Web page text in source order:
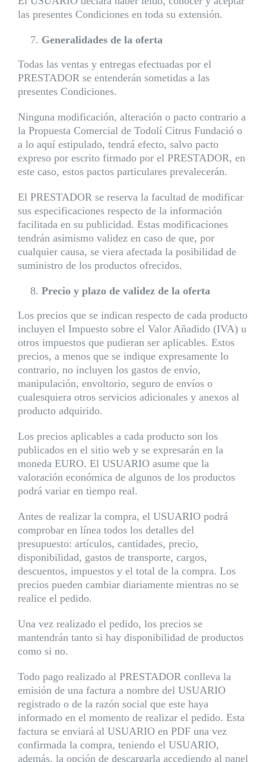
las presentes Condiciones en toda su extensión.
Generalidades de la oferta
Todas las ventas y entregas efectuadas por el
PRESTADOR se entenderán sometidas a las
presentes Condiciones.
Ninguna modificación, alteración o pacto contrario a
la Propuesta Comercial de Todolí Citrus Fundació o
a lo aquí estipulado, tendrá efecto, salvo pacto
expreso por escrito firmado por el PRESTADOR, en
este caso, estos pactos particulares prevalecerán.
El PRESTADOR se reserva la facultad de modificar
sus especificaciones respecto de la información
facilitada en su publicidad. Estas modificaciones
tendrán asimismo validez en caso de que, por
cualquier causa, se viera afectada la posibilidad de
suministro de los productos ofrecidos.
Precio y plazo de validez de la oferta
Los precios que se indican respecto de cada producto
incluyen el Impuesto sobre el Valor Añadido (IVA) u
otros impuestos que pudieran ser aplicables. Estos
precios, a menos que se indique expresamente lo
contrario, no incluyen los gastos de envío,
manipulación, envoltorio, seguro de envíos o
cualesquiera otros servicios adicionales y anexos al
producto adquirido.
Los precios aplicables a cada producto son los
publicados en el sitio web y se expresarán en la
moneda EURO. El USUARIO asume que la
valoración económica de algunos de los productos
podrá variar en tiempo real.
Antes de realizar la compra, el USUARIO podrá
comprobar en línea todos los detalles del
presupuesto: artículos, cantidades, precio,
disponibilidad, gastos de transporte, cargos,
descuentos, impuestos y el total de la compra. Los
precios pueden cambiar diariamente mientras no se
realice el pedido.
Una vez realizado el pedido, los precios se
mantendrán tanto si hay disponibilidad de productos
como si no.
Todo pago realizado al PRESTADOR conlleva la
emisión de una factura a nombre del USUARIO
registrado o de la razón social que este haya
informado en el momento de realizar el pedido. Esta
factura se enviará al USUARIO en PDF una vez
confirmada la compra, teniendo el USUARIO,
además, la opción de descargarla accediendo al panel